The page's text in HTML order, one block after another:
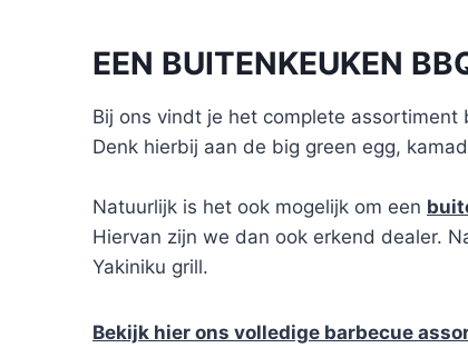
EEN BUITENKEUKEN
Bij ons vindt je het complete assortiment
Denk hierbij aan de big green egg,
Natuurlijk is het ook mogelijk om een
Hiervan zijn we dan ook erkend dealer.
Yakiniku grill.
Bekijk hier ons volledige barbecue